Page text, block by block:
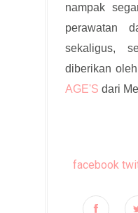
nampak
perawatan
sekaligus,
diberikan oleh
AGE'S dari
facebook